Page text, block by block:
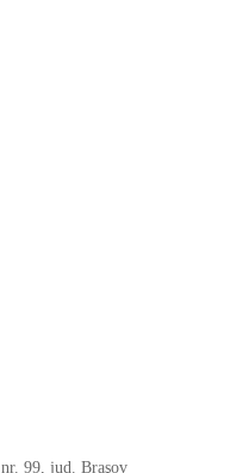
99, jud. Braşov